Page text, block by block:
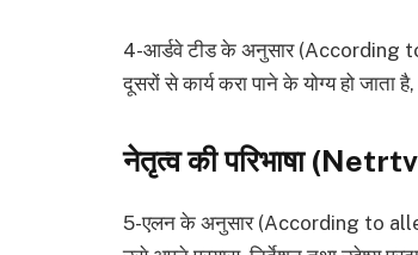
4-आर्डवे टीड के अनुसार (According
दूसरों से कार्य करा पाने के योग्य हो
नेतृत्व की परिभाषा
5-एलन के अनुसार (According to allen) :